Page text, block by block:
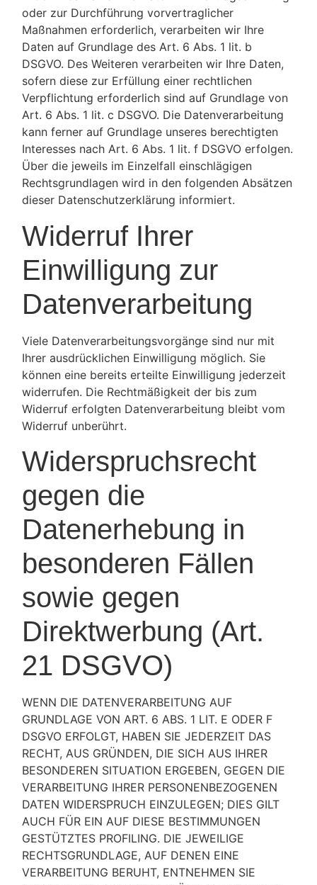
oder zur Durchführung vorvertraglicher
Maßnahmen erforderlich, verarbeiten wir Ihre
Daten auf Grundlage des Art. 6 Abs. 1 lit. b
DSGVO. Des Weiteren verarbeiten wir Ihre Daten,
sofern diese zur Erfüllung einer rechtlichen
Verpflichtung erforderlich sind auf Grundlage von
Art. 6 Abs. 1 lit. c DSGVO. Die Datenverarbeitung
kann ferner auf Grundlage unseres berechtigten
Interesses nach Art. 6 Abs. 1 lit. f DSGVO erfolgen.
Über die jeweils im Einzelfall einschlägigen
Rechtsgrundlagen wird in den folgenden Absätzen
dieser Datenschutzerklärung informiert.
Widerruf Ihrer
Einwilligung zur
Datenverarbeitung
Viele Datenverarbeitungsvorgänge sind nur mit
Ihrer ausdrücklichen Einwilligung möglich. Sie
können eine bereits erteilte Einwilligung jederzeit
widerrufen. Die Rechtmäßigkeit der bis zum
Widerruf erfolgten Datenverarbeitung bleibt vom
Widerruf unberührt.
Widerspruchsrecht
gegen die
Datenerhebung in
besonderen Fällen
sowie gegen
Direktwerbung (Art.
21 DSGVO)
WENN DIE DATENVERARBEITUNG AUF
GRUNDLAGE VON ART. 6 ABS. 1 LIT. E ODER F
DSGVO ERFOLGT, HABEN SIE JEDERZEIT DAS
RECHT, AUS GRÜNDEN, DIE SICH AUS IHRER
BESONDEREN SITUATION ERGEBEN, GEGEN DIE
VERARBEITUNG IHRER PERSONENBEZOGENEN
DATEN WIDERSPRUCH EINZULEGEN; DIES GILT
AUCH FÜR EIN AUF DIESE BESTIMMUNGEN
GESTÜTZTES PROFILING. DIE JEWEILIGE
RECHTSGRUNDLAGE, AUF DENEN EINE
VERARBEITUNG BERUHT, ENTNEHMEN SIE